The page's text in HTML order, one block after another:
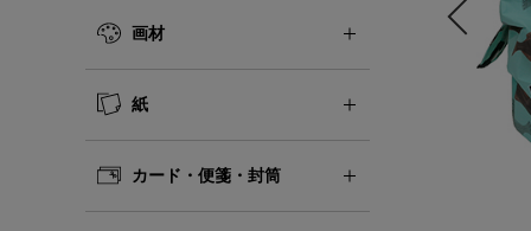
画材
紙
カード・便箋・封筒